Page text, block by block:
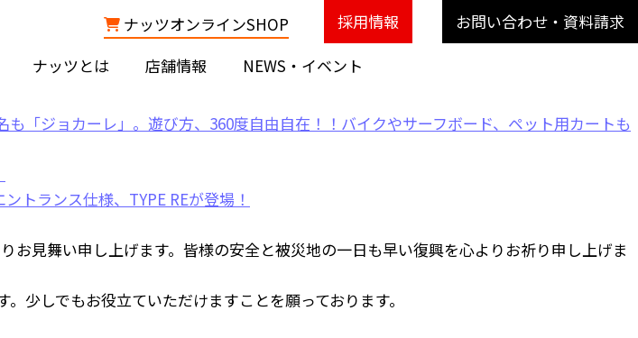
お問い合わせ・資料請求
ナッツとは 店舗情報 NEWS・イベント
ナッツオンラインSHOP 採用情報
見舞い申し上げます。皆様の安全と被災地の一日も早い復興を心よりお祈り申し上げま
少しでもお役立ていただけますことを願っております。